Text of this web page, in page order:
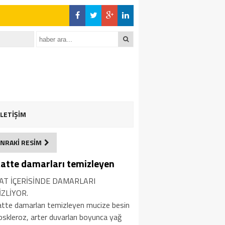
RESİM
damarları temizleyen
İÇERİSİNDE DAMARLARI
damarları temizleyen mucize besin
arter duvarları boyunca yağ